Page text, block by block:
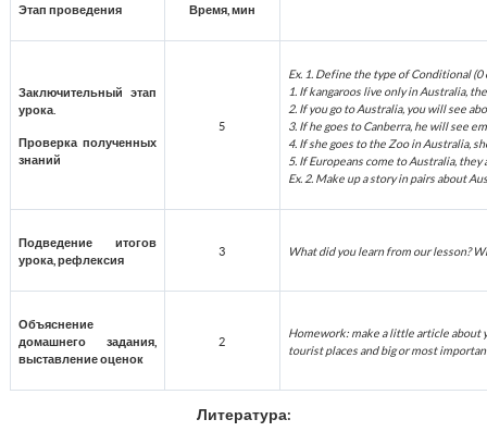
Этап проведения Время, мин
Заключительный этап
урока.
Проверка полученных
знаний
5
Ex. 1. Define the type of Conditional (0
1. If kangaroos live only in Australia,
2. If you go to Australia, you will see
3. If he goes to Canberra, he will see
4. If she goes to the Zoo in Australia,
5. If Europeans come to Australia,
Ex. 2. Make up a story in pairs about
Подведение итогов
урока, рефлексия
3 What did you learn from our lesson?
Объяснение
домашнего задания,
выставление оценок
2
Homework: make a little article about
tourist places and big or most
Литература: